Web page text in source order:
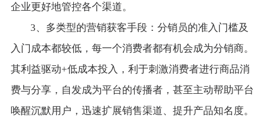
企业更好地管控各个渠道。
3、多类型的营销获客手段：分销员的准入门槛及
入门成本都较低，每一个消费者都有机会成为分销商。
其利益驱动+低成本投入，利于刺激消费者进行商品消
费与分享，自发成为平台的传播者，甚至主动帮助平台
唤醒沉默用户，迅速扩展销售渠道、提升产品知名度。